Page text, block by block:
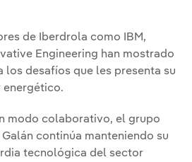
de Iberdrola como IBM,
Engineering han mostrado
los desafíos que les presenta su
energético.
modo colaborativo, el grupo
continúa manteniendo su
tecnológica del sector